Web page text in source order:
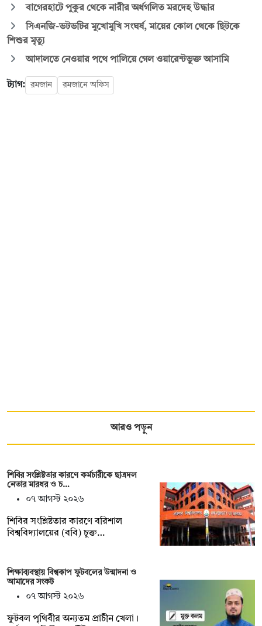
বাগেরহাটে পুকুর থেকে নারীর অর্ধগলিত মরদেহ উদ্ধার
সিএনজি-ভটভটির মুখোমুখি সংঘর্ষ, মায়ের কোল থেকে ছিটকে
শিশুর মৃত্যু
আদালতে নেওয়ার পথে পালিয়ে গেল ওয়ারেন্টভুক্ত আসামি
ট্যাগ: রমজান রমজানে অফিস
আরও পড়ুন
শিবির সংশ্লিষ্টতার কারণে কর্মচারীকে ছাত্রদল
নেতার মারধর ও চ…
০৭ আগস্ট ২০২৬
শিবির সংশ্লিষ্টতার কারণে বরিশাল
বিশ্ববিদ্যালয়ের (ববি) চুক্ত…
শিক্ষাব্যবস্থায় বিশ্বকাপ ফুটবলের উন্মাদনা ও
আমাদের সংকট
০৭ আগস্ট ২০২৬
ফুটবল পৃথিবীর অন্যতম প্রাচীন খেলা।